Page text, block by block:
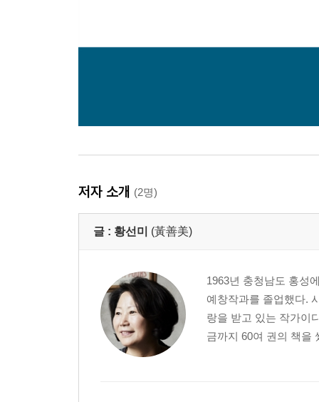
저자 소개 (2명)
글 : 황선미 (黃善美)
1963년 충청남도 홍성
예창작과를 졸업했다.
랑을 받고 있는 작가이
금까지 60여 권의 책을